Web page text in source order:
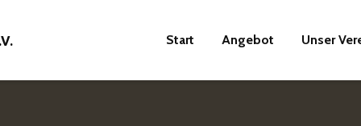
Start Angebot Unser